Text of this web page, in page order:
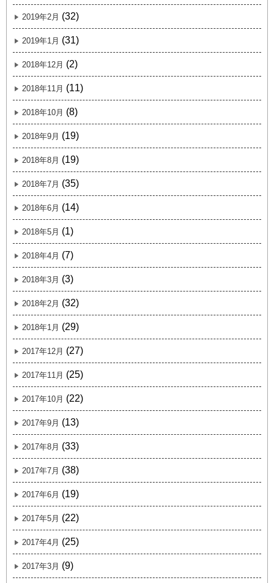
2019年2月 (32)
2019年1月 (31)
2018年12月 (2)
2018年11月 (11)
2018年10月 (8)
2018年9月 (19)
2018年8月 (19)
2018年7月 (35)
2018年6月 (14)
2018年5月 (1)
2018年4月 (7)
2018年3月 (3)
2018年2月 (32)
2018年1月 (29)
2017年12月 (27)
2017年11月 (25)
2017年10月 (22)
2017年9月 (13)
2017年8月 (33)
2017年7月 (38)
2017年6月 (19)
2017年5月 (22)
2017年4月 (25)
2017年3月 (9)